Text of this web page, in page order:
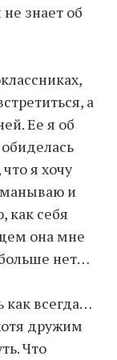
знает об
а
Ее я об
я хочу
и
как себя
она мне
нет…
как всегда…
дружим
Что